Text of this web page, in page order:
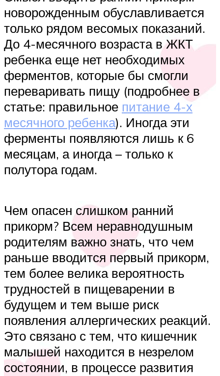
новорожденным обуславливается
только рядом весомых показаний.
До 4-месячного возраста в ЖКТ
ребенка еще нет необходимых
ферментов, которые бы смогли
переваривать пищу (подробнее в
статье: правильное питание 4-х
месячного ребенка). Иногда эти
ферменты появляются лишь к 6
месяцам, а иногда – только к
полутора годам.
Чем опасен слишком ранний
прикорм? Всем неравнодушным
родителям важно знать, что чем
раньше вводится первый прикорм,
тем более велика вероятность
трудностей в пищеварении в
будущем и тем выше риск
появления аллергических реакций.
Это связано с тем, что кишечник
малышей находится в незрелом
состоянии, в процессе развития